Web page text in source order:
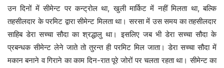
उन दिनों में सीमेन्ट पर कन्ट्रोल था, खुली मार्किट में नहीं मिलता था, बल्कि
तहसीलदार के परमिट द्वारा सीमेन्ट मिलता था। सरसा में उस समय का तहसीलदार
साहिब डेरा सच्चा सौदा का श्रद्धालु था। इसलिए जब भी डेरा सच्चा सौदा के
प्रबन्धक सीमेन्ट लेने जाते तो तुरन्त ही परमिट मिल जाता। डेरा सच्चा सौदा में
मकान बनाने व गिराने का काम दिन-रात पूरे जोरों पर चलता रहता था। सीमेन्ट का